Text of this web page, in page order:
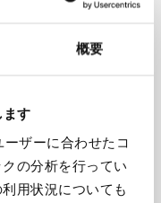
概要
ます
ザーに合わせたコ
の分析を行ってい
用状況についても
意の上、会員登録が必
。